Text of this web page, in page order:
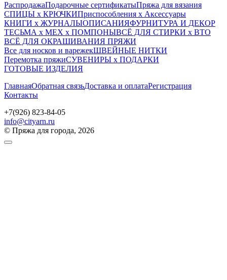
РаспродажаПодарочные сертификатыПряжа для вязания
СПИЦЫ х КРЮЧКИПриспособления х Аксессуары
КНИГИ х ЖУРНАЛЫОПИСАНИЯФУРНИТУРА И ДЕКОР
ТЕСЬМА х МЕХ х ПОМПОНЫВСЁ ДЛЯ СТИРКИ х ВТО
ВСЁ ДЛЯ ОКРАШИВАНИЯ ПРЯЖИ
Все для носков и варежекШВЕЙНЫЕ НИТКИ
Перемотка пряжиСУВЕНИРЫ х ПОДАРКИ
ГОТОВЫЕ ИЗДЕЛИЯ
ГлавнаяОбратная связьДоставка и оплатаРегистрация
Контакты
+7(926) 823-84-05
info@cityarn.ru
© Пряжа для города, 2026